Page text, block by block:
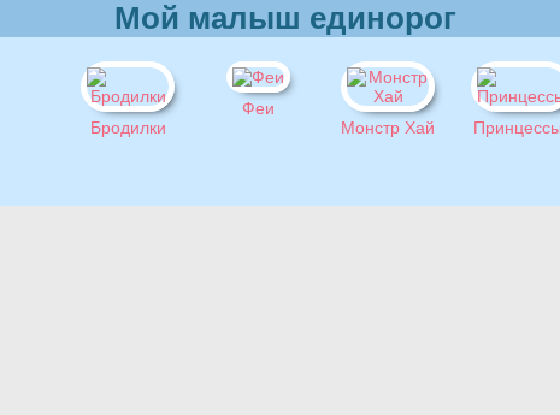
Мой малыш единорог
Бродилки
Феи
Монстр Хай
Принцессы